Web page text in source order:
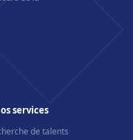
services
de talents